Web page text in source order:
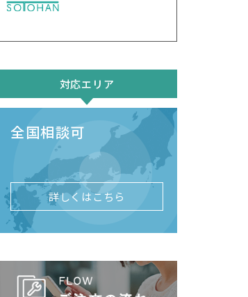
対応エリア
全国相談可
詳しくはこちら